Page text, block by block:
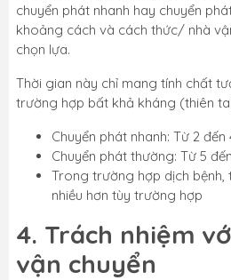
chuyển phát nhanh hay chuyển
khoảng cách và cách thức/ nhà
chọn lựa.
Thời gian này chỉ mang tính chất
trường hợp bất khả kháng (thiên
Chuyển phát nhanh: Từ 2 đến
Chuyển phát thường: Từ 5
Trong trường hợp dịch bệnh,
nhiều hơn tùy trường hợp
4. Trách nhiệm
vận chuyển